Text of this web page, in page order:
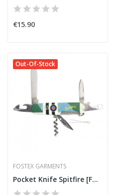
€15.90
Out-Of-Stock
FOSTEX GARMENTS
Pocket Knife Spitfire [Fostex]